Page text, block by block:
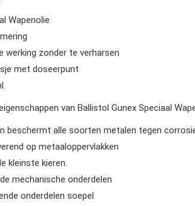
Wapenolie
werking zonder te verharsen
met doseerpunt
van Ballistol Gunex Speciaal
beschermt alle soorten metalen tegen
op metaaloppervlakken
kleinste kieren.
mechanische onderdelen
onderdelen soepel